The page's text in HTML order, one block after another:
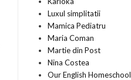
Luxul simplitatii
Mamica Pediatru
Maria Coman
Martie din Post
Nina Costea
Our English Homeschool